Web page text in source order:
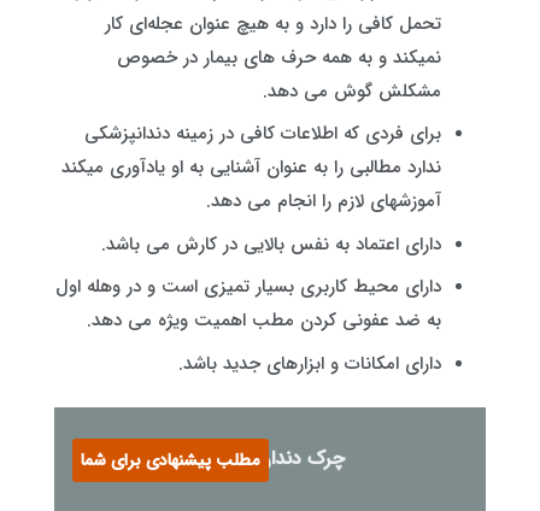
تحمل کافی را دارد و به هیچ عنوان عجله‌ای کار
نمیکند و به همه حرف های بیمار در خصوص
مشکلش گوش می دهد.
برای فردی که اطلاعات کافی در زمینه دندانپزشکی
ندارد مطالبی را به عنوان آشنایی به او یادآوری میکند
آموزشهای لازم را انجام می دهد.
دارای اعتماد به نفس بالایی در کارش می باشد.
دارای محیط کاربری بسیار تمیزی است و در وهله اول
به ضد عفونی کردن مطب اهمیت ویژه می دهد.
دارای امکانات و ابزارهای جدید باشد.
چرک دندان عصب کشی شده
مطلب پیشنهادی برای شما